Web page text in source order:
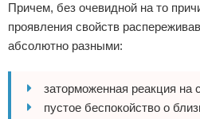
Причем, без очевидной на то
проявления свойств
абсолютно разными:
заторможенная реакция на
пустое беспокойство о